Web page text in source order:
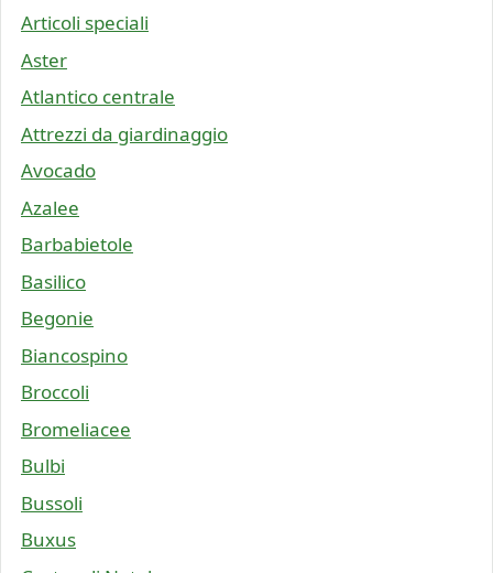
Articoli speciali
Aster
Atlantico centrale
Attrezzi da giardinaggio
Avocado
Azalee
Barbabietole
Basilico
Begonie
Biancospino
Broccoli
Bromeliacee
Bulbi
Bussoli
Buxus